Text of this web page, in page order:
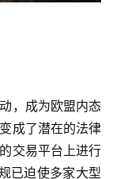
，成为欧盟内态
成了潜在的法律
交易平台上进行
已迫使多家大型